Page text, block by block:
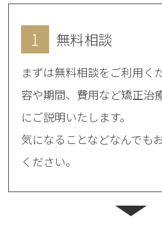
1 無料相談
まずは無料相談をご利用く
容や期間、費用など矯正治
にご説明いたします。
気になることなどなんでも
ください。